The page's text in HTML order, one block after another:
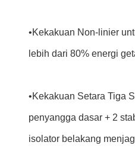
•Kekakuan Non-linier
lebih dari 80% energi
•Kekakuan Setara Tiga
penyangga dasar + 2
isolator belakang